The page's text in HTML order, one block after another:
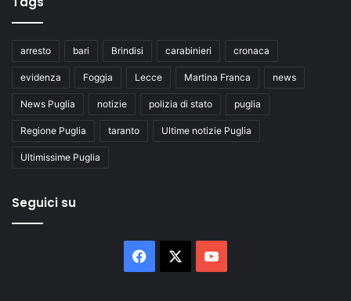
arresto bari Brindisi carabinieri cronaca
evidenza Foggia Lecce Martina Franca news
News Puglia notizie polizia di stato puglia
Regione Puglia taranto Ultime notizie Puglia
Ultimissime Puglia
Seguici su
Facebook